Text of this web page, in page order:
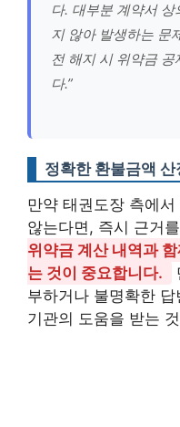
다. 대부분 계약서
지 않아 발생하는 문
전 해지 시 위약금
다.”
정확한 환불금액 산
만약 태권도장 측에
않는다면, 즉시 근거
위약금 계산 내역과
는 것이 중요합니다.
부하거나 불명확한
기관의 도움을 받는